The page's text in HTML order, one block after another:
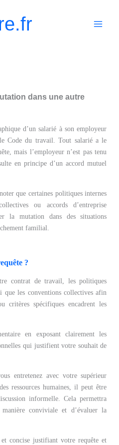
dans une autre
d’un salarié à son employeur
Code du travail. Tout salarié a le
mais l’employeur n’est pas tenu
en principe d’un accord mutuel
que certaines politiques internes
ou accords d’entreprise
la mutation dans des situations
familial.
?
contrat de travail, les politiques
que les conventions collectives afin
critères spécifiques encadrent les
en exposant clairement les
qui justifient votre souhait de
entretenez avec votre supérieur
ressources humaines, il peut être
informelle. Cela permettra
conviviale et d’évaluer la
concise justifiant votre requête et